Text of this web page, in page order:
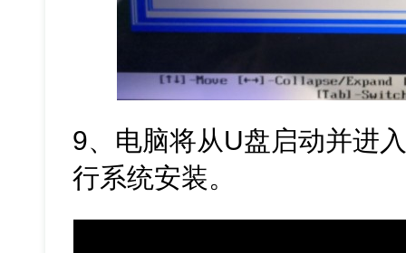
9、电脑将从U盘启动并进
行系统安装。